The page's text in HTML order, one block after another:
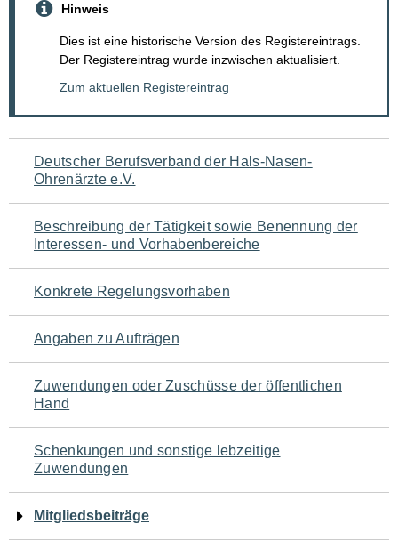
Hinweis
Dies ist eine historische Version des Registereintrags.
Der Registereintrag wurde inzwischen aktualisiert.
Zum aktuellen Registereintrag
Navigation
für
den
Seiteninhalt
Deutscher Berufsverband der Hals-Nasen-
Ohrenärzte e.V.
Beschreibung der Tätigkeit sowie Benennung der
Interessen- und Vorhabenbereiche
Konkrete Regelungsvorhaben
Angaben zu Aufträgen
Zuwendungen oder Zuschüsse der öffentlichen
Hand
Schenkungen und sonstige lebzeitige
Zuwendungen
Mitgliedsbeiträge